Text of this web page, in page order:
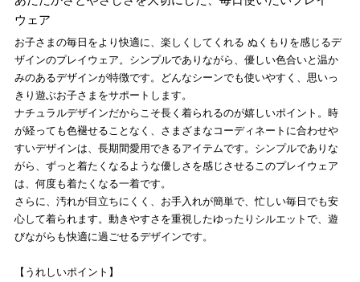
ウェア
お子さまの毎日をより快適に、楽しくしてくれる ぬくもりを感じるデ
ザインのプレイウェア。シンプルでありながら、優しい色合いと温か
みのあるデザインが特徴です。どんなシーンでも使いやすく、思いっ
きり遊ぶお子さまをサポートします。
ナチュラルデザインだからこそ長く着られるのが嬉しいポイント。時
が経っても色褪せることなく、さまざまなコーディネートに合わせや
すいデザインは、長期間愛用できるアイテムです。シンプルでありな
がら、ずっと着たくなるような優しさを感じさせるこのプレイウェア
は、何度も着たくなる一着です。
さらに、汚れが目立ちにくく、お手入れが簡単で、忙しい毎日でも安
心して着られます。動きやすさを重視したゆったりシルエットで、遊
びながらも快適に過ごせるデザインです。
【うれしいポイント】